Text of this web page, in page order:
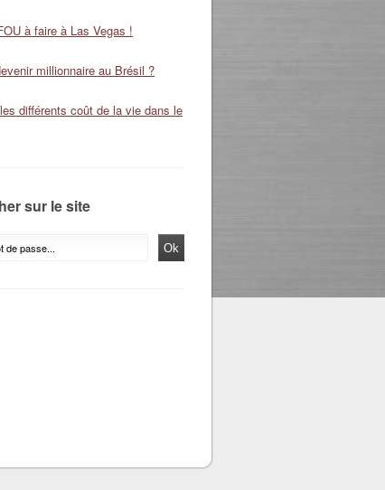
à faire à Las Vegas !
millionnaire au Brésil ?
différents coût de la vie dans le
sur le site